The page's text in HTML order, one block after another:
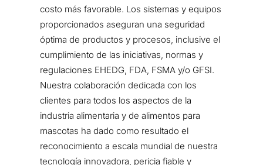
costo más favorable. Los sistemas y equipos
proporcionados aseguran una seguridad
óptima de productos y procesos, inclusive el
cumplimiento de las iniciativas, normas y
regulaciones EHEDG, FDA, FSMA y/o GFSI.
Nuestra colaboración dedicada con los
clientes para todos los aspectos de la
industria alimentaria y de alimentos para
mascotas ha dado como resultado el
reconocimiento a escala mundial de nuestra
tecnología innovadora, pericia fiable y